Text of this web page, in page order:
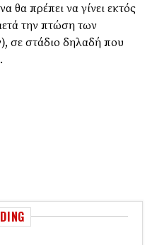
θα πρέπει να γίνει εκτός
την πτώση των
σε στάδιο δηλαδή που